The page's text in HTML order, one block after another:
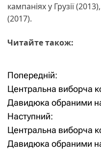
кампаніях у Грузії
(2017).
Читайте також:
Н
а
в
і
Попередній:
Центральна виборча
Давидюка обраними
Наступний:
Центральна виборча
Давидюка обраними